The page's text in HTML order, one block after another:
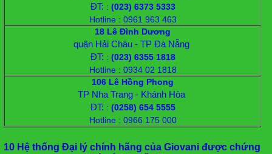
ĐT: : (023) 6373 5333
Hotline : 0961 963 463
18 Lê Đình Dương
quận Hải Châu - TP Đà Nẵng
ĐT: : (023) 6355 1818
Hotline : 0934 02 1818
106 Lê Hồng Phong
TP Nha Trang - Khánh Hòa
ĐT: : (0258) 654 5555
Hotline : 0966 175 000
10 Hệ thống Đại lý chính hãng của Giovani được chứng